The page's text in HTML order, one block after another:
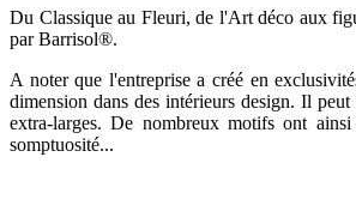
Du Classique au Fleuri, de l'Art déco aux
par Barrisol®.
A noter que l'entreprise a créé en
dimension dans des intérieurs design. Il
extra-larges. De nombreux motifs ont ainsi
somptuosité...